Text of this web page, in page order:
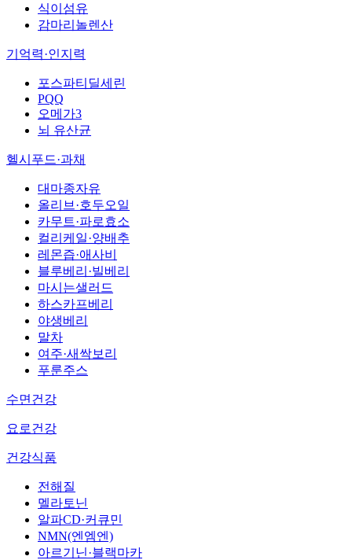
식이섬유
감마리놀렌산
기억력·인지력
포스파티딜세린
PQQ
오메가3
뇌 유산균
헬시푸드·과채
대마종자유
올리브·호두오일
카무트·파로효소
컬리케일·양배추
레몬즙·애사비
블루베리·빌베리
마시는샐러드
하스카프베리
야생베리
말차
여주·새싹보리
푸룬주스
수면건강
요로건강
건강식품
전해질
멜라토닌
알파CD·커큐민
NMN(엔엠엔)
아르기닌·블랙마카